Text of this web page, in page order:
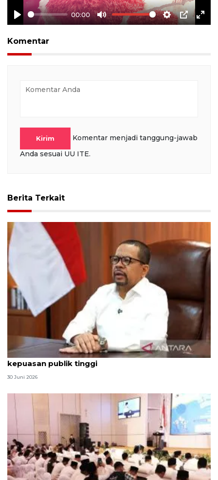
Play
00:00
Mute Settings
PIP
Komentar
Kirim
Komentar menjadi tanggung-jawab
Anda sesuai UU ITE.
Berita Terkait
Qodari: Pemerintah tak puas diri meski tingkat
kepuasan publik tinggi
30 Juni 2026